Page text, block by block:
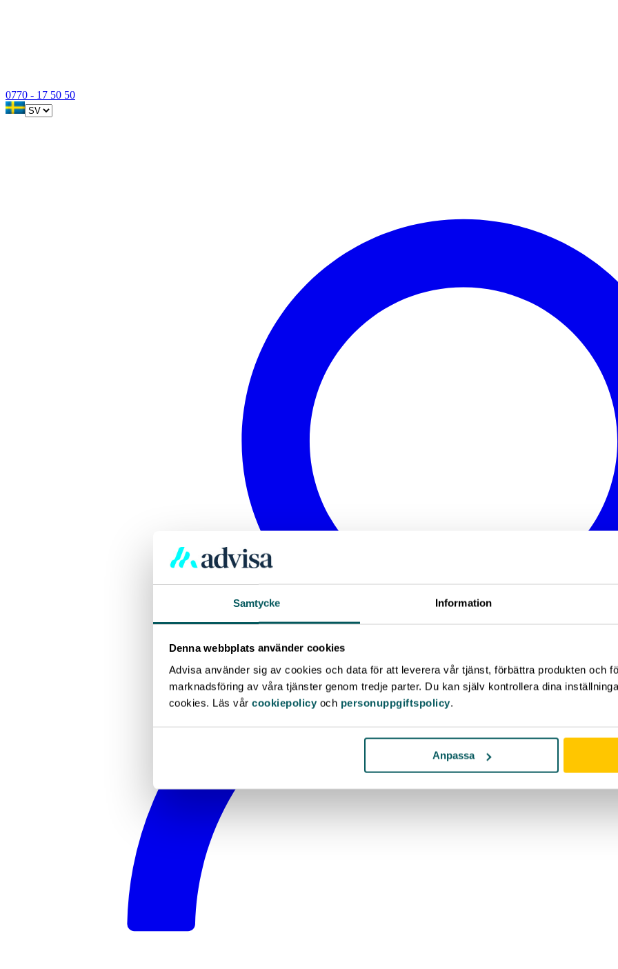
Samtycke Information
Denna webbplats använder cookies
Advisa använder sig av cookies och data för att leverera vår tjänst, förbättra produkten och
marknadsföring av våra tjänster genom tredje parter. Du kan själv kontrollera dina
cookies. Läs vår cookiepolicy och personuppgiftspolicy.
Anpassa
0770 - 17 50 50